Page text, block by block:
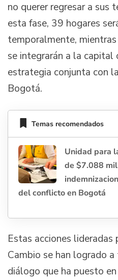
no querer regresar a sus
esta fase, 39 hogares
temporalmente,
se integrarán a la capital
estrategia conjunta con
Bogotá.
Temas recomendados
Unidad para
de $7.088
del conflicto en Bogotá
Estas acciones
Cambio se han logrado
diálogo que ha puesto